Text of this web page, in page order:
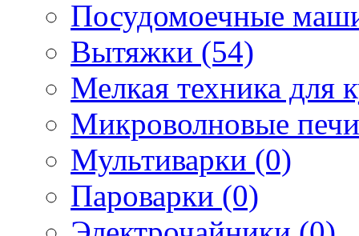
Посудомоечные
Вытяжки (54)
Мелкая техника для
Микроволновые
Мультиварки (0)
Пароварки (0)